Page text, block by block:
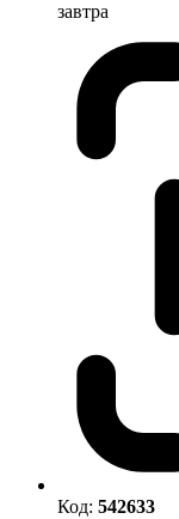
завтра
Код: 542633